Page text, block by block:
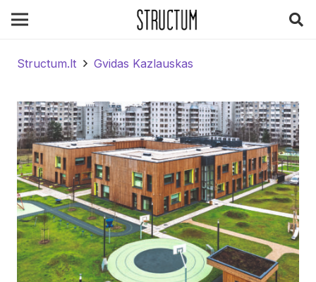
Structum.lt Gvidas Kazlauskas